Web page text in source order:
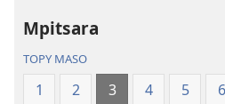
Mpitsara
TOPY MASO
1 2 3 4 5 6